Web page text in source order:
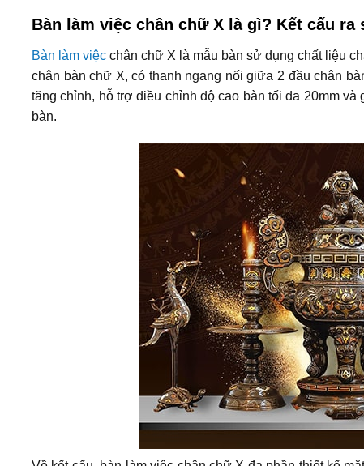
Bàn làm việc chân chữ X là gì? Kết cấu ra
Bàn làm việc chân chữ X là mẫu bàn sử dụng chất liệu
chân bàn chữ X, có thanh ngang nối giữa 2 đầu chân
tăng chỉnh, hỗ trợ điều chỉnh độ cao bàn tối đa 20mm
bàn.